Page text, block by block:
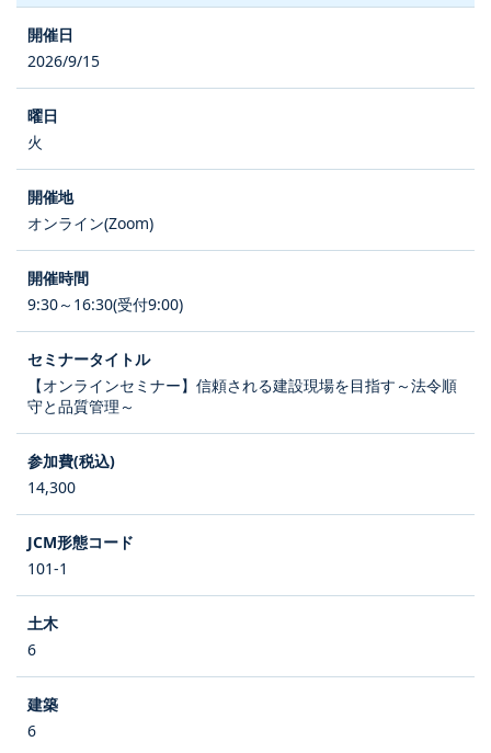
2026/9/15
火
オンライン(Zoom)
9:30～16:30(受付9:00)
【オンラインセミナー】信頼される建設現場を目指す～法令順
守と品質管理～
14,300
101-1
6
6